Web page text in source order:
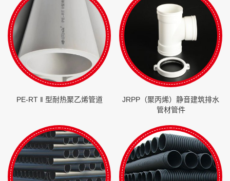
PE-RT ‖ 型耐热聚乙烯管道
JRPP（聚丙烯）静音建筑排水
管材管件